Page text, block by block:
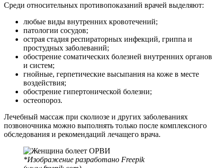
Среди относительных противопоказаний врачей выделяют:
любые виды внутренних кровотечений;
патологии сосудов;
острая стадия респираторных инфекций, гриппа и
простудных заболеваний;
обострение соматических болезней внутренних органов
и систем;
гнойные, герпетические высыпания на коже в месте
воздействия;
обострение гипертонической болезни;
остеопороз.
Лечебный массаж при сколиозе и других заболеваниях
позвоночника можно выполнять только после комплексного
обследования и рекомендаций лечащего врача.
*Изображение разработано Freepik